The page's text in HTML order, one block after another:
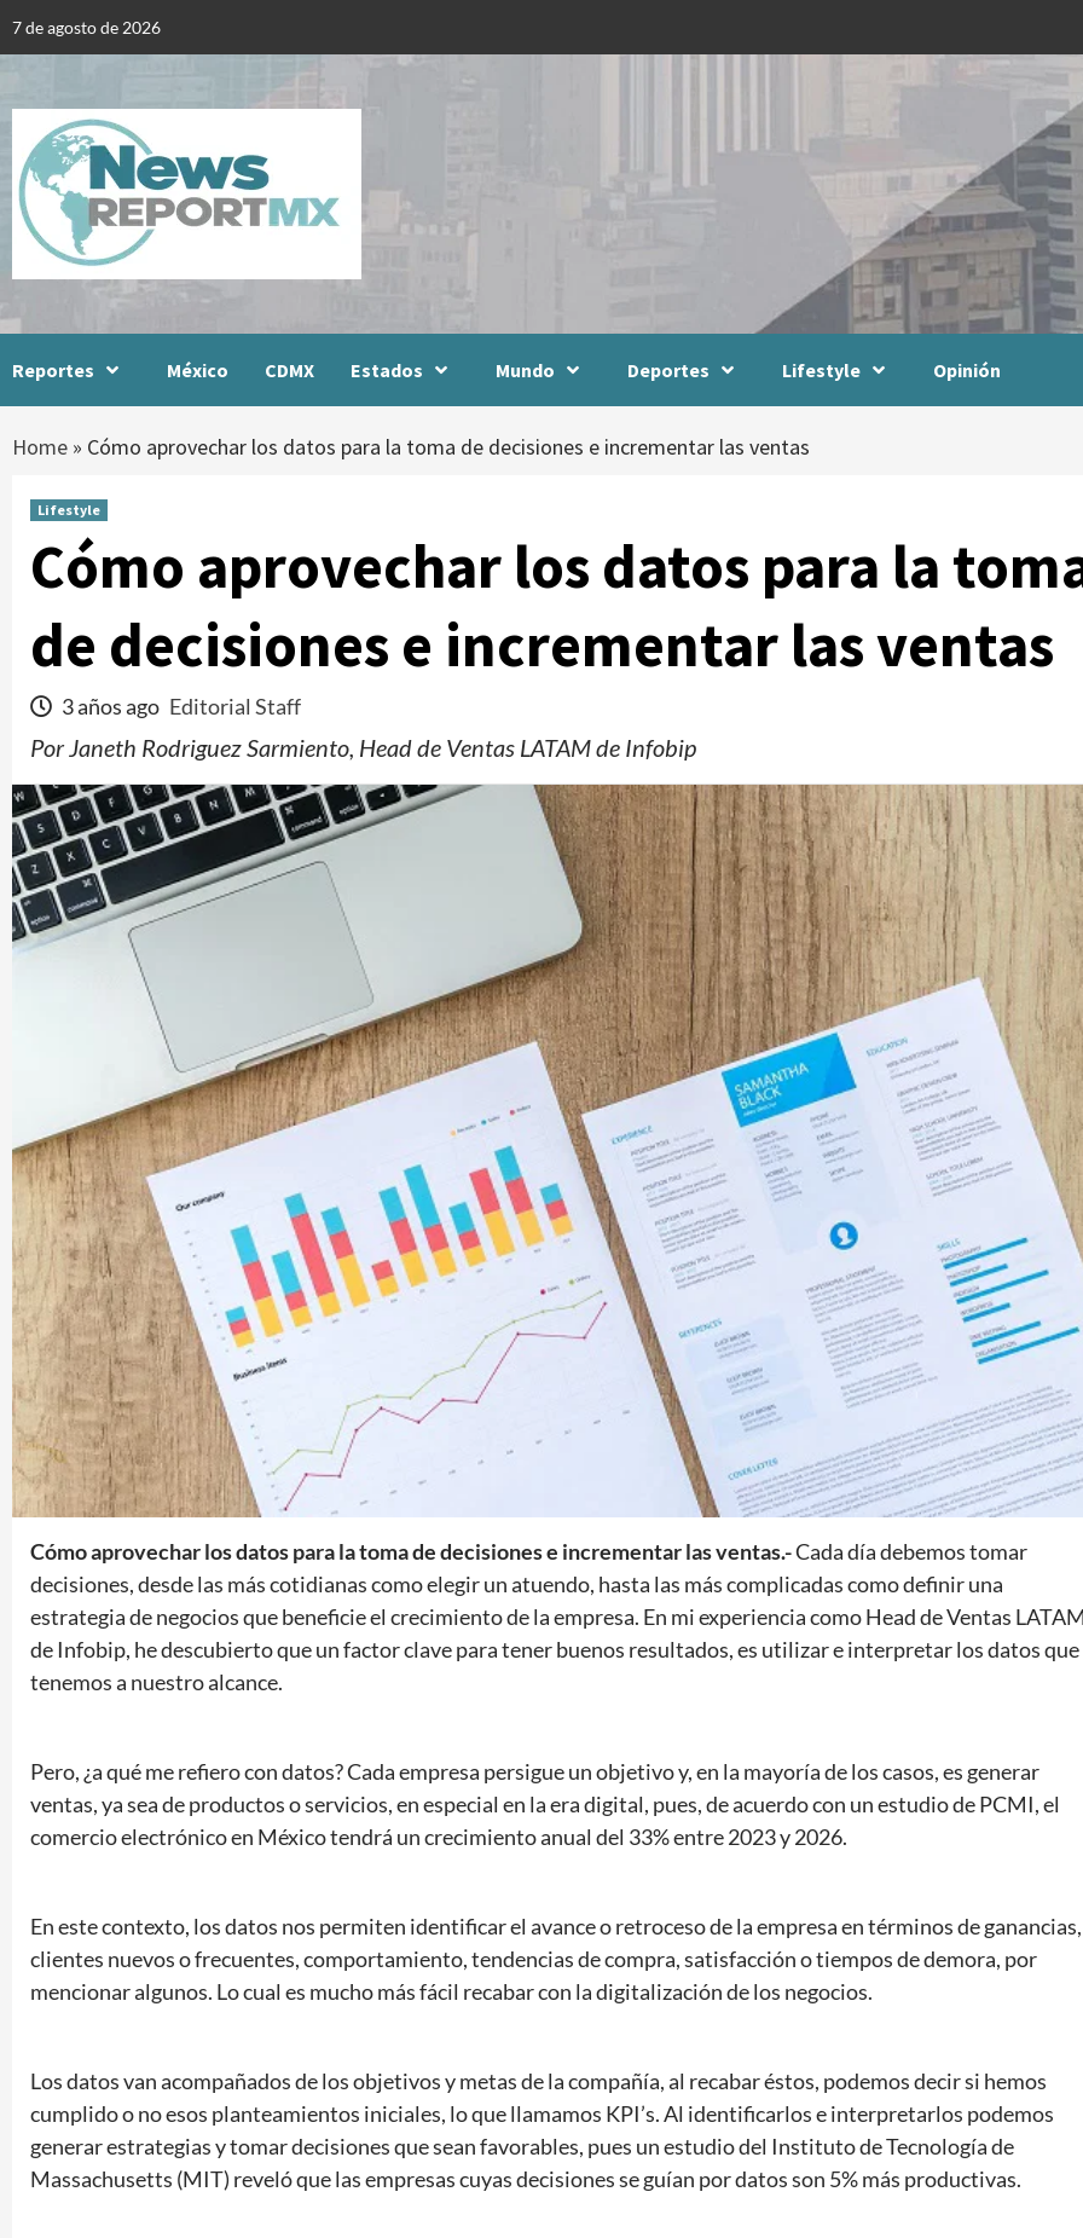
7 de agosto de 2026
Reportes México CDMX Estados Mundo Deportes Lifestyle Opinión
Home » Cómo aprovechar los datos para la toma de decisiones e incrementar las ventas
Lifestyle
Cómo aprovechar los datos para la
de decisiones e incrementar las ventas
3 años ago Editorial Staff
Por Janeth Rodriguez Sarmiento, Head de Ventas LATAM de Infobip
Cómo aprovechar los datos para la toma de decisiones e incrementar las ventas.-Cada día debemos tomar
decisiones, desde las más cotidianas como elegir un atuendo, hasta las más complicadas como definir una
estrategia de negocios que beneficie el crecimiento de la empresa. En mi experiencia como Head de Ventas
de Infobip, he descubierto que un factor clave para tener buenos resultados, es utilizar e interpretar los datos que
tenemos a nuestro alcance.
Pero, ¿a qué me refiero con datos? Cada empresa persigue un objetivo y, en la mayoría de los casos, es generar
ventas, ya sea de productos o servicios, en especial en la era digital, pues, de acuerdo con un estudio de PCMI, el
comercio electrónico en México tendrá un crecimiento anual del 33% entre 2023 y 2026.
En este contexto, los datos nos permiten identificar el avance o retroceso de la empresa en términos de ganancias,
clientes nuevos o frecuentes, comportamiento, tendencias de compra, satisfacción o tiempos de demora, por
mencionar algunos. Lo cual es mucho más fácil recabar con la digitalización de los negocios.
Los datos van acompañados de los objetivos y metas de la compañía, al recabar éstos, podemos decir si hemos
cumplido o no esos planteamientos iniciales, lo que llamamos KPI’s. Al identificarlos e interpretarlos podemos
generar estrategias y tomar decisiones que sean favorables, pues un estudio del Instituto de Tecnología de
Massachusetts (MIT) reveló que las empresas cuyas decisiones se guían por datos son 5% más productivas.
Manifestaciones Reportes
Manifestaciones hoy en CDMX 6 de agosto del
2026
2 días ago Editorial Staff